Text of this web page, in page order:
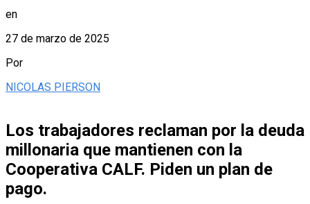
en
27 de marzo de 2025
Por
NICOLAS PIERSON
Los trabajadores reclaman por la deuda
millonaria que mantienen con la
Cooperativa CALF. Piden un plan de
pago.